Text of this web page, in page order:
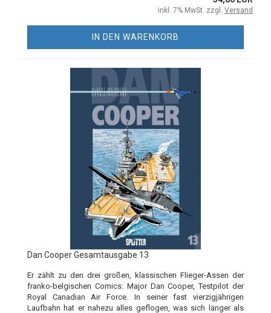
inkl. 7% MwSt. zzgl. Versand
IN DEN WARENKORB
Dan Cooper Gesamtausgabe 13
Er zählt zu den drei großen, klassischen Flieger-Assen der
franko-belgischen Comics: Major Dan Cooper, Testpilot der
Royal Canadian Air Force. In seiner fast vierzigjährigen
Laufbahn hat er nahezu alles geflogen, was sich länger als